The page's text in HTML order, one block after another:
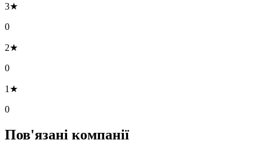
3★
0
2★
0
1★
0
Пов'язані компанії